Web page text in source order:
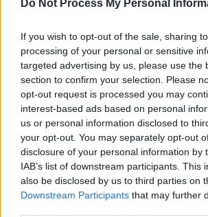
Do Not Process My Personal
If you wish to opt-out of the sale, sharing
processing of your personal or sensitive
targeted advertising by us, please use the
section to confirm your selection. Please
opt-out request is processed you may
interest-based ads based on personal
us or personal information disclosed to
your opt-out. You may separately opt-out
disclosure of your personal information by
IAB’s list of downstream participants. This
also be disclosed by us to third parties on
Downstream Participants that may further
SENS
SOS (Șoșoacă)
POT (Gavrilă)
PACE (Peia)
Acțiunea Conservatoare (Târziu)
PDF (Lazarus)
PUSL (D. Voiculescu)
PNȚCD (Pavelescu)
PNCR (Terheș)
Partidul Patrioților (Surugiu)